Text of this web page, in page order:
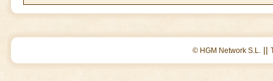
© HGM Network S.L. ||